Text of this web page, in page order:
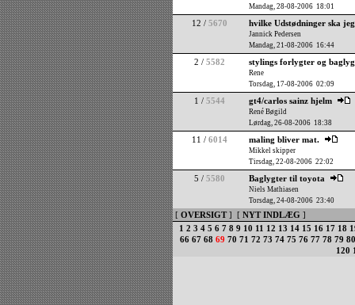
Mandag, 28-08-2006 18:01
12 / 5670 hvilke Udstødninger ska
Jannick Pedersen
Mandag, 21-08-2006 16:44
2 / 5582 stylings forlygter og
Rene
Torsdag, 17-08-2006 02:09
1 / 5544 gt4/carlos sainz hjelm
René Bøgild
Lørdag, 26-08-2006 18:38
11 / 6014 maling bliver mat.
Mikkel skipper
Tirsdag, 22-08-2006 22:02
5 / 5580 Baglygter til toyota
Niels Mathiasen
Torsdag, 24-08-2006 23:40
[ OVERSIGT] [ NYT INDLÆG ]
1 2 3 4 5 6 7 8 9 10 11 12 13 14 15 16 17 18
66 67 68 69 70 71 72 73 74 75 76 77 78 79 80
120